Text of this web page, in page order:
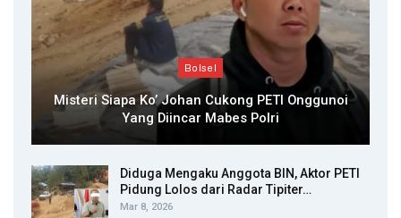
Bolsel
Misteri Siapa Ko’ Johan Cukong PETI Onggunoi
Yang Diincar Mabes Polri
Diduga Mengaku Anggota BIN, Aktor PETI
Pidung Lolos dari Radar Tipiter…
Mar 8, 2026